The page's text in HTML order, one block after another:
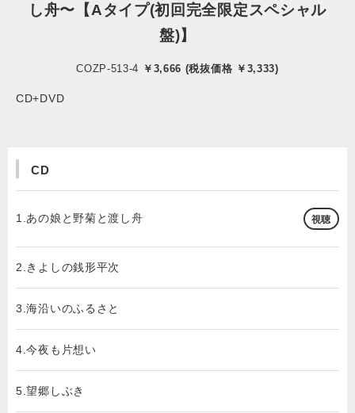
閉じる
し舟〜【Aタイプ(初回完全限定スペシャル
盤)】
COZP-513-4 ￥3,666 (税抜価格 ￥3,333)
CD+DVD
CD
1.あの娘と野菊と渡し舟 視聴
2.きよしの銭形平次
3.海沿いのふるさと
4.今夜も片想い
5.望郷しぶき